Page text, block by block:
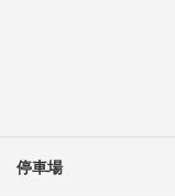
停車場